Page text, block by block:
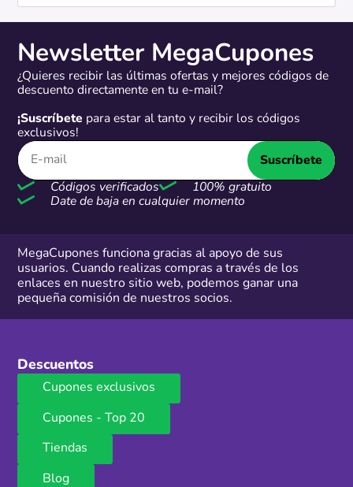
Newsletter MegaCupones
¿Quieres recibir las últimas ofertas y mejores códigos de
descuento directamente en tu e-mail?
¡Suscríbete para estar al tanto y recibir los códigos
exclusivos!
Suscríbete
Códigos verificados
100% gratuito
Date de baja en cualquier momento
MegaCupones funciona gracias al apoyo de sus
usuarios. Cuando realizas compras a través de los
enlaces en nuestro sitio web, podemos ganar una
pequeña comisión de nuestros socios.
Descuentos
Cupones exclusivos
Cupones - Top 20
Tiendas
Blog